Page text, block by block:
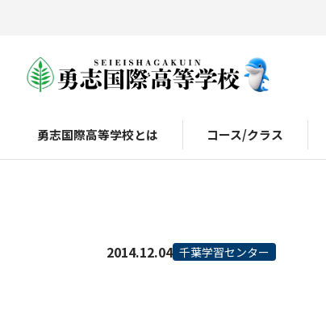
勇志国際高等学校とは コース/クラス
2014.12.04 千葉学習センター